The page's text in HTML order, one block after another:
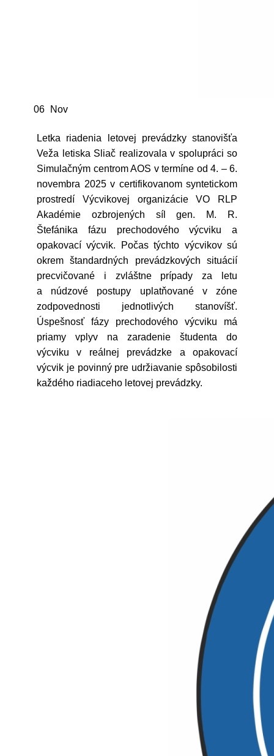
06 Nov
Letka riadenia letovej prevádzky stanovišťa
Veža letiska Sliač realizovala v spolupráci so
Simulačným centrom AOS v termíne od 4. – 6.
novembra 2025 v certifikovanom syntetickom
prostredí Výcvikovej organizácie VO RLP
Akadémie ozbrojených síl gen. M. R.
Štefánika fázu prechodového výcviku a
opakovací výcvik. Počas týchto výcvikov sú
okrem štandardných prevádzkových situácií
precvičované i zvláštne prípady za letu
a núdzové postupy uplatňované v zóne
zodpovednosti jednotlivých stanovíšť.
Úspešnosť fázy prechodového výcviku má
priamy vplyv na zaradenie študenta do
výcviku v reálnej prevádzke a opakovací
výcvik je povinný pre udržiavanie spôsobilosti
každého riadiaceho letovej prevádzky.